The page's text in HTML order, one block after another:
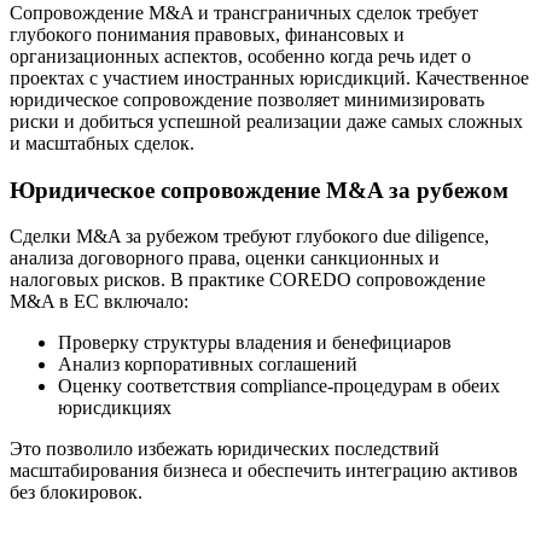
Сопровождение M&A и трансграничных сделок требует
глубокого понимания правовых, финансовых и
организационных аспектов, особенно когда речь идет о
проектах с участием иностранных юрисдикций. Качественное
юридическое сопровождение позволяет минимизировать
риски и добиться успешной реализации даже самых сложных
и масштабных сделок.
Юридическое сопровождение M&A за рубежом
Сделки M&A за рубежом требуют глубокого due diligence,
анализа договорного права, оценки санкционных и
налоговых рисков. В практике COREDO сопровождение
M&A в ЕС включало:
Проверку структуры владения и бенефициаров
Анализ корпоративных соглашений
Оценку соответствия compliance-процедурам в обеих
юрисдикциях
Это позволило избежать юридических последствий
масштабирования бизнеса и обеспечить интеграцию активов
без блокировок.